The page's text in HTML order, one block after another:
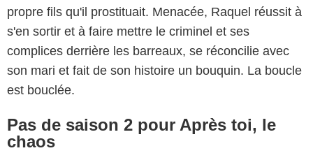
propre fils qu'il prostituait. Menacée, Raquel réussit à
s'en sortir et à faire mettre le criminel et ses
complices derrière les barreaux, se réconcilie avec
son mari et fait de son histoire un bouquin. La boucle
est bouclée.
Pas de saison 2 pour Après toi, le
chaos